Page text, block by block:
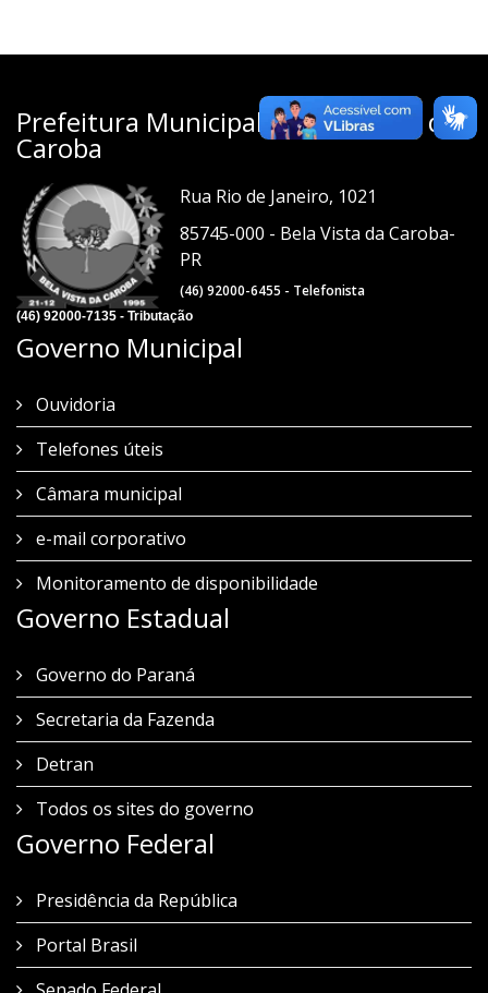
Prefeitura Municipal de Bela Vista da
Caroba
Rua Rio de Janeiro, 1021
85745-000 - Bela Vista da Caroba-
PR
(46) 92000-6455 - Telefonista
(46) 92000-7135 - Tributação
Governo Municipal
Ouvidoria
Telefones úteis
Câmara municipal
e-mail corporativo
Monitoramento de disponibilidade
Governo Estadual
Governo do Paraná
Secretaria da Fazenda
Detran
Todos os sites do governo
Governo Federal
Presidência da República
Portal Brasil